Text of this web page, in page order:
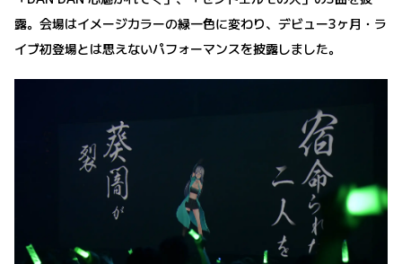
露。会場はイメージカラーの緑一色に変わり、デビュー3ヶ月・ラ
イブ初登場とは思えないパフォーマンスを披露しました。